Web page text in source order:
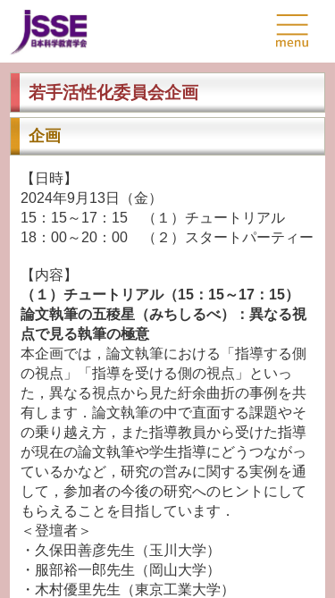
若手活性化委員会企画
企画
【日時】
2024年9月13日（金）
15：15～17：15 （１）チュートリアル
18：00～20：00 （２）スタートパーティー
【内容】
（１）チュートリアル（15：15～17：15）
論文執筆の五稜星（みちしるべ）：異なる視
点で見る執筆の極意
本企画では，論文執筆における「指導する側
の視点」「指導を受ける側の視点」といっ
た，異なる視点から見た紆余曲折の事例を共
有します．論文執筆の中で直面する課題やそ
の乗り越え方，また指導教員から受けた指導
が現在の論文執筆や学生指導にどうつながっ
ているかなど，研究の営みに関する実例を通
して，参加者の今後の研究へのヒントにして
もらえることを目指しています．
＜登壇者＞
・久保田善彦先生（玉川大学）
・服部裕一郎先生（岡山大学）
・木村優里先生（東京工業大学）